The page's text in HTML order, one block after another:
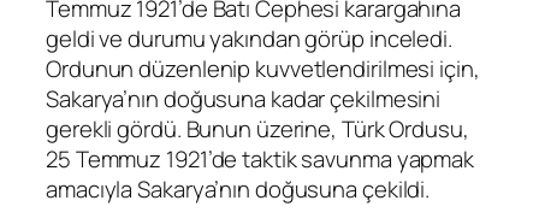
Temmuz 1921’de Batı Cephesi karargahına
geldi ve durumu yakından görüp inceledi.
Ordunun düzenlenip kuvvetlendirilmesi için,
Sakarya’nın doğusuna kadar çekilmesini
gerekli gördü. Bunun üzerine, Türk Ordusu,
25 Temmuz 1921’de taktik savunma yapmak
amacıyla Sakarya’nın doğusuna çekildi.